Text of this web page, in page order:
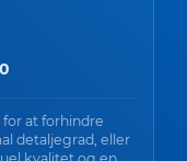
at forhindre
detaljegrad, eller